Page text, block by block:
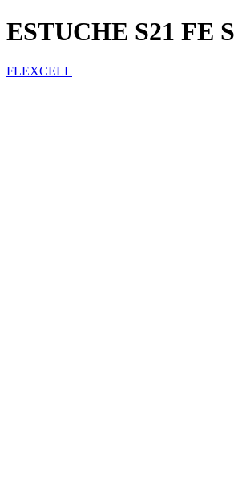
ESTUCHE S21 FE
FLEXCELL